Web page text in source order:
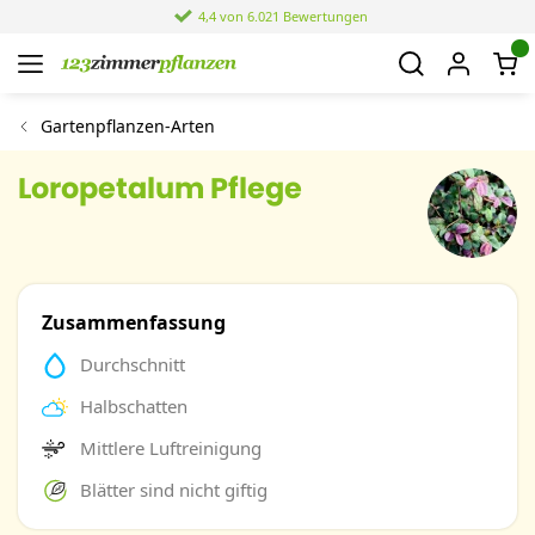
4,4 von 6.021 Bewertungen
Gartenpflanzen-Arten
Loropetalum Pflege
Zusammenfassung
Durchschnitt
Halbschatten
Mittlere Luftreinigung
Blätter sind nicht giftig